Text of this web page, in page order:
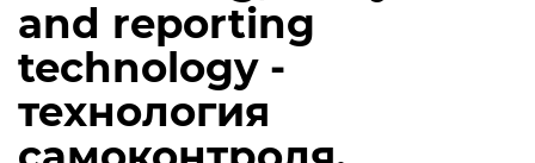
and reporting
technology -
технология